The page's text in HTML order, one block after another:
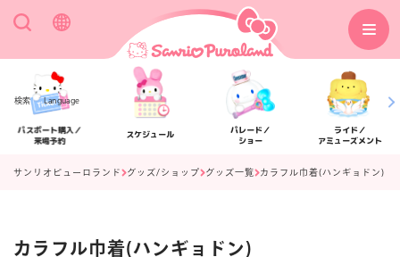
検索 Language
パスポート購入／
来場予約
スケジュール
パレード／
ショー
ライド／
アミューズメント
アクセス
サンリオピューロランド グッズ/ショップ グッズ一覧 カラフル巾着(ハンギョドン)
カラフル巾着(ハンギョドン)